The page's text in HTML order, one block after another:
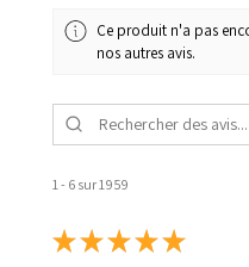
Ce produit n'a pas
nos autres avis.
1 - 6 sur 1 959
★★★★★